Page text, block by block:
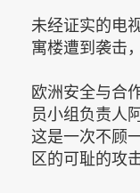
未经证实的电
寓楼遭到袭击
欧洲安全与合
员小组负责人
这是一次不顾
区的可耻的攻击